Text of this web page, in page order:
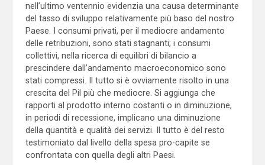
nell’ultimo ventennio evidenzia una causa determinante
del tasso di sviluppo relativamente più baso del nostro
Paese. I consumi privati, per il mediocre andamento
delle retribuzioni, sono stati stagnanti; i consumi
collettivi, nella ricerca di equilibri di bilancio a
prescindere dall’andamento macroeconomico sono
stati compressi. Il tutto si è ovviamente risolto in una
crescita del Pil più che mediocre. Si aggiunga che
rapporti al prodotto interno costanti o in diminuzione,
in periodi di recessione, implicano una diminuzione
della quantità e qualità dei servizi. Il tutto è del resto
testimoniato dal livello della spesa pro-capite se
confrontata con quella degli altri Paesi.